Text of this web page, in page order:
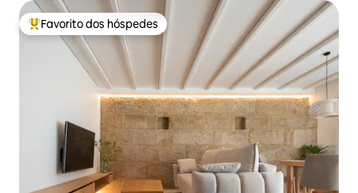
Favoritos dos hóspedes mais apreciados
Favorito dos hóspedes